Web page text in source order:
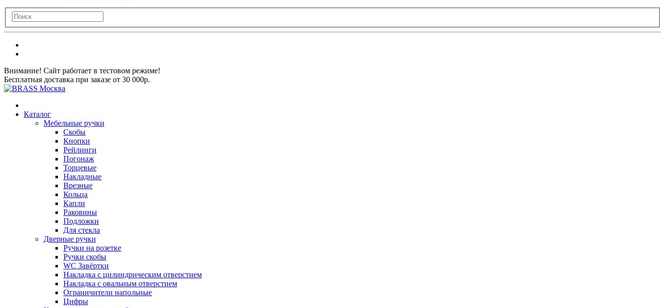
Внимание! Сайт работает в тестовом режиме!
Бесплатная доставка при заказе от 30 000р.
Каталог
Мебельные ручки
Скобы
Кнопки
Рейлинги
Погонаж
Торцевые
Накладные
Врезные
Кольца
Капли
Раковины
Подложки
Для стекла
Дверные ручки
Ручки на розетке
Ручки скобы
WC Завёртки
Накладка с цилиндрическим отверстием
Накладка с овальным отверстием
Ограничители напольные
Цифры